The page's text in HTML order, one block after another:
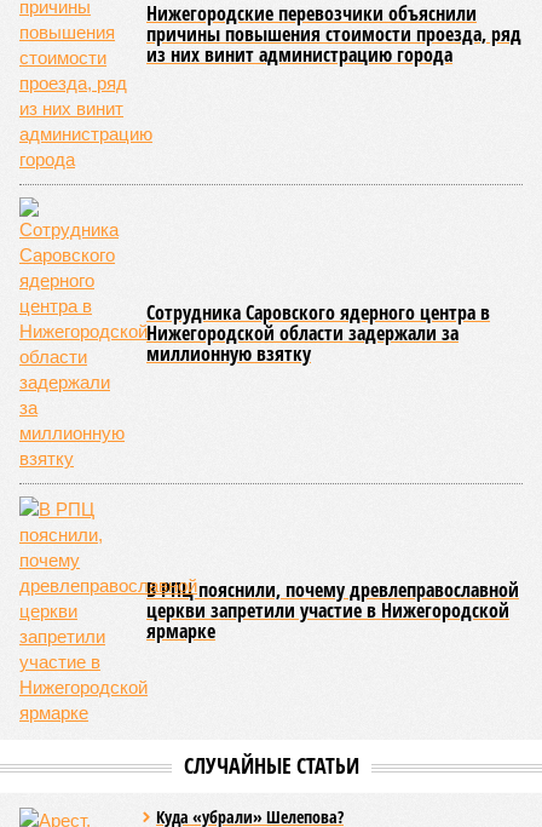
Нижегородские перевозчики объяснили
причины повышения стоимости проезда, ряд
из них винит администрацию города
Сотрудника Саровского ядерного центра в
Нижегородской области задержали за
миллионную взятку
В РПЦ пояснили, почему древлеправославной
церкви запретили участие в Нижегородской
ярмарке
СЛУЧАЙНЫЕ СТАТЬИ
Куда «убрали» Шелепова?